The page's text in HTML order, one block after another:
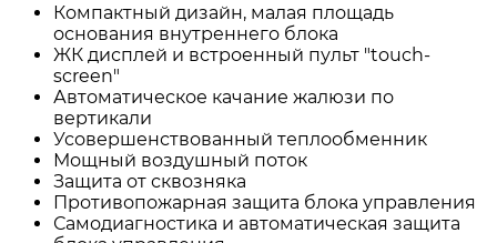
Компактный дизайн, малая площадь
основания внутреннего блока
ЖК дисплей и встроенный пульт "touch-
screen"
Автоматическое качание жалюзи по
вертикали
Усовершенствованный теплообменник
Мощный воздушный поток
Защита от сквозняка
Противопожарная защита блока управления
Самодиагностика и автоматическая защита